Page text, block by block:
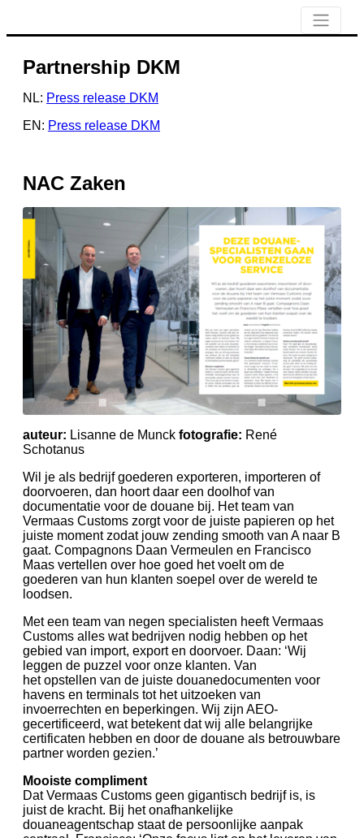
Partnership DKM
NL: Press release DKM
EN: Press release DKM
NAC Zaken
auteur: Lisanne de Munck fotografie: René
Schotanus
Wil je als bedrijf goederen exporteren, importeren of
doorvoeren, dan hoort daar een doolhof van
documentatie voor de douane bij. Het team van
Vermaas Customs zorgt voor de juiste papieren op het
juiste moment zodat jouw zending smooth van A naar B
gaat. Compagnons Daan Vermeulen en Francisco
Maas vertellen over hoe goed het voelt om de
goederen van hun klanten soepel over de wereld te
loodsen.
Met een team van negen specialisten heeft Vermaas
Customs alles wat bedrijven nodig hebben op het
gebied van import, export en doorvoer. Daan: ‘Wij
leggen de puzzel voor onze klanten. Van
het opstellen van de juiste douanedocumenten voor
havens en terminals tot het uitzoeken van
invoerrechten en beperkingen. Wij zijn AEO-
gecertificeerd, wat betekent dat wij alle belangrijke
certificaten hebben en door de douane als betrouwbare
partner worden gezien.’
Mooiste compliment
Dat Vermaas Customs geen gigantisch bedrijf is, is
juist de kracht. Bij het onafhankelijke
douaneagentschap staat de persoonlijke aanpak